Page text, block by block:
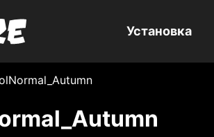
Установка